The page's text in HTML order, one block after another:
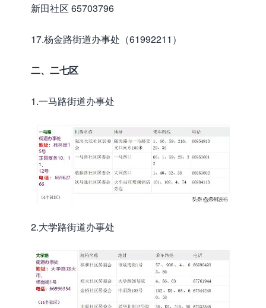
新田社区 65703796
17.杨金路街道办事处（61992211）
二、二七区
1.一马路街道办事处
2.大学路街道办事处